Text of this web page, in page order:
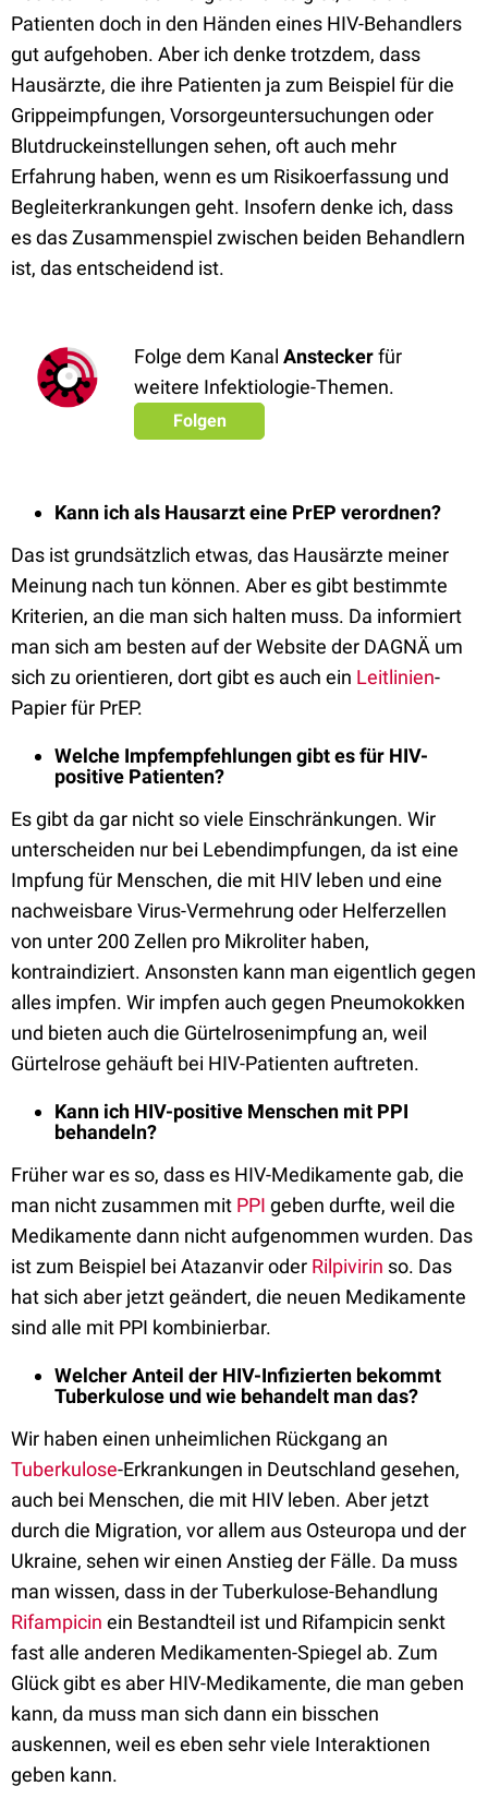
Patienten doch in den Händen eines HIV-Behandlers
gut aufgehoben. Aber ich denke trotzdem, dass
Hausärzte, die ihre Patienten ja zum Beispiel für die
Grippeimpfungen, Vorsorgeuntersuchungen oder
Blutdruckeinstellungen sehen, oft auch mehr
Erfahrung haben, wenn es um Risikoerfassung und
Begleiterkrankungen geht. Insofern denke ich, dass
es das Zusammenspiel zwischen beiden Behandlern
ist, das entscheidend ist.
Folge dem Kanal Ansteckerfür
weitere Infektiologie-Themen.
Folgen
Kann ich als Hausarzt eine PrEP verordnen?
Das ist grundsätzlich etwas, das Hausärzte meiner
Meinung nach tun können. Aber es gibt bestimmte
Kriterien, an die man sich halten muss. Da informiert
man sich am besten auf der Website der DAGNÄ um
sich zu orientieren, dort gibt es auch ein Leitlinien-
Papier für PrEP.
Welche Impfempfehlungen gibt es für HIV-
positive Patienten?
Es gibt da gar nicht so viele Einschränkungen. Wir
unterscheiden nur bei Lebendimpfungen, da ist eine
Impfung für Menschen, die mit HIV leben und eine
nachweisbare Virus-Vermehrung oder Helferzellen
von unter 200 Zellen pro Mikroliter haben,
kontraindiziert. Ansonsten kann man eigentlich gegen
alles impfen. Wir impfen auch gegen Pneumokokken
und bieten auch die Gürtelrosenimpfung an, weil
Gürtelrose gehäuft bei HIV-Patienten auftreten.
Kann ich HIV-positive Menschen mit PPI
behandeln?
Früher war es so, dass es HIV-Medikamente gab, die
man nicht zusammen mit PPI geben durfte, weil die
Medikamente dann nicht aufgenommen wurden. Das
ist zum Beispiel bei Atazanvir oder Rilpivirin so. Das
hat sich aber jetzt geändert, die neuen Medikamente
sind alle mit PPI kombinierbar.
Welcher Anteil der HIV-Infizierten bekommt
Tuberkulose und wie behandelt man das?
Wir haben einen unheimlichen Rückgang an
Tuberkulose-Erkrankungen in Deutschland gesehen,
auch bei Menschen, die mit HIV leben. Aber jetzt
durch die Migration, vor allem aus Osteuropa und der
Ukraine, sehen wir einen Anstieg der Fälle. Da muss
man wissen, dass in der Tuberkulose-Behandlung
Rifampicin ein Bestandteil ist und Rifampicin senkt
fast alle anderen Medikamenten-Spiegel ab. Zum
Glück gibt es aber HIV-Medikamente, die man geben
kann, da muss man sich dann ein bisschen
auskennen, weil es eben sehr viele Interaktionen
geben kann.